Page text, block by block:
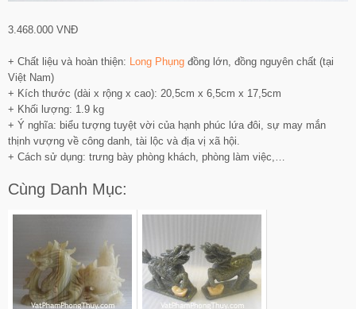
3.468.000 VNĐ
+ Chất liệu và hoàn thiện: Long Phụng đồng lớn, đồng nguyên chất (tại
Việt Nam)
+ Kích thước (dài x rộng x cao): 20,5cm x 6,5cm x 17,5cm
+ Khối lượng: 1.9 kg
+ Ý nghĩa: biểu tượng tuyệt vời của hạnh phúc lứa đôi, sự may mắn
thịnh vượng về công danh, tài lộc và địa vị xã hội.
+ Cách sử dụng: trưng bày phòng khách, phòng làm việc,…
Cùng Danh Mục: